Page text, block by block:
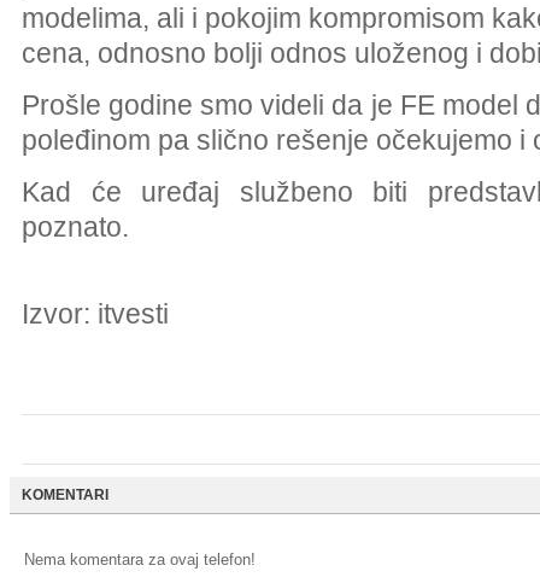
modelima, ali i pokojim kompromisom
cena, odnosno bolji odnos uloženog i
Prošle godine smo videli da je FE model
poleđinom pa slično rešenje očekujemo i
Kad će uređaj službeno biti
poznato.
Izvor: itvesti
KOMENTARI
Nema komentara za ovaj telefon!